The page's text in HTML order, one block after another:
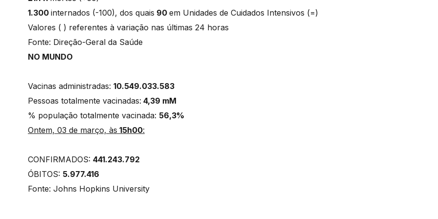
1.300 internados (-100), dos quais 90 em Unidades de Cuidados Intensivos (=)
Valores ( ) referentes à variação nas últimas 24 horas
Fonte: Direção-Geral da Saúde
NO MUNDO
Vacinas administradas: 10.549.033.583
Pessoas totalmente vacinadas: 4,39 mM
% população totalmente vacinada: 56,3%
Ontem, 03 de março, às 15h00:
CONFIRMADOS: 441.243.792
ÓBITOS: 5.977.416
Fonte: Johns Hopkins University